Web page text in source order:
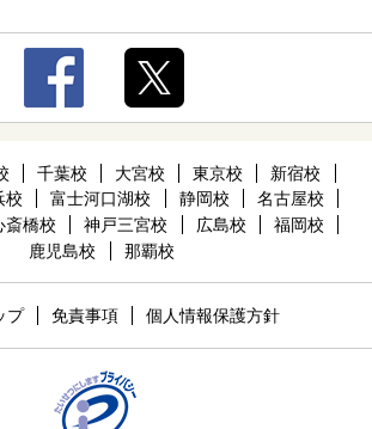
千葉校 大宮校 東京校
新宿校
校 富士河口湖校 静岡校
名古屋校
斎橋校 神戸三宮校 広島校
福岡校
鹿児島校
那覇校
プ 免責事項 個人情報保護方針